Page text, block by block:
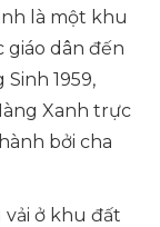
là một khu
giáo dân đến
1959,
Xanh trực
bởi cha
vải ở khu đất